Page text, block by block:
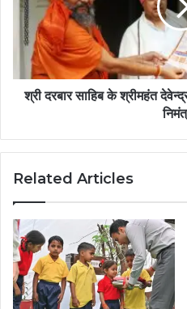
श्री दरबार साहिब के श्रीमहंत
Related Articles